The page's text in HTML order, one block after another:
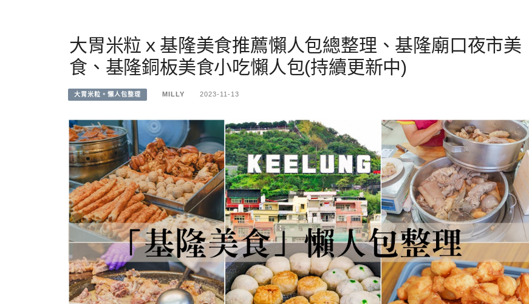
大胃米粒ｘ基隆美食推薦懶人包總整理、基隆廟口夜市美
食、基隆銅板美食小吃懶人包(持續更新中)
大胃米粒。懶人包整理 MILLY 2023-11-13